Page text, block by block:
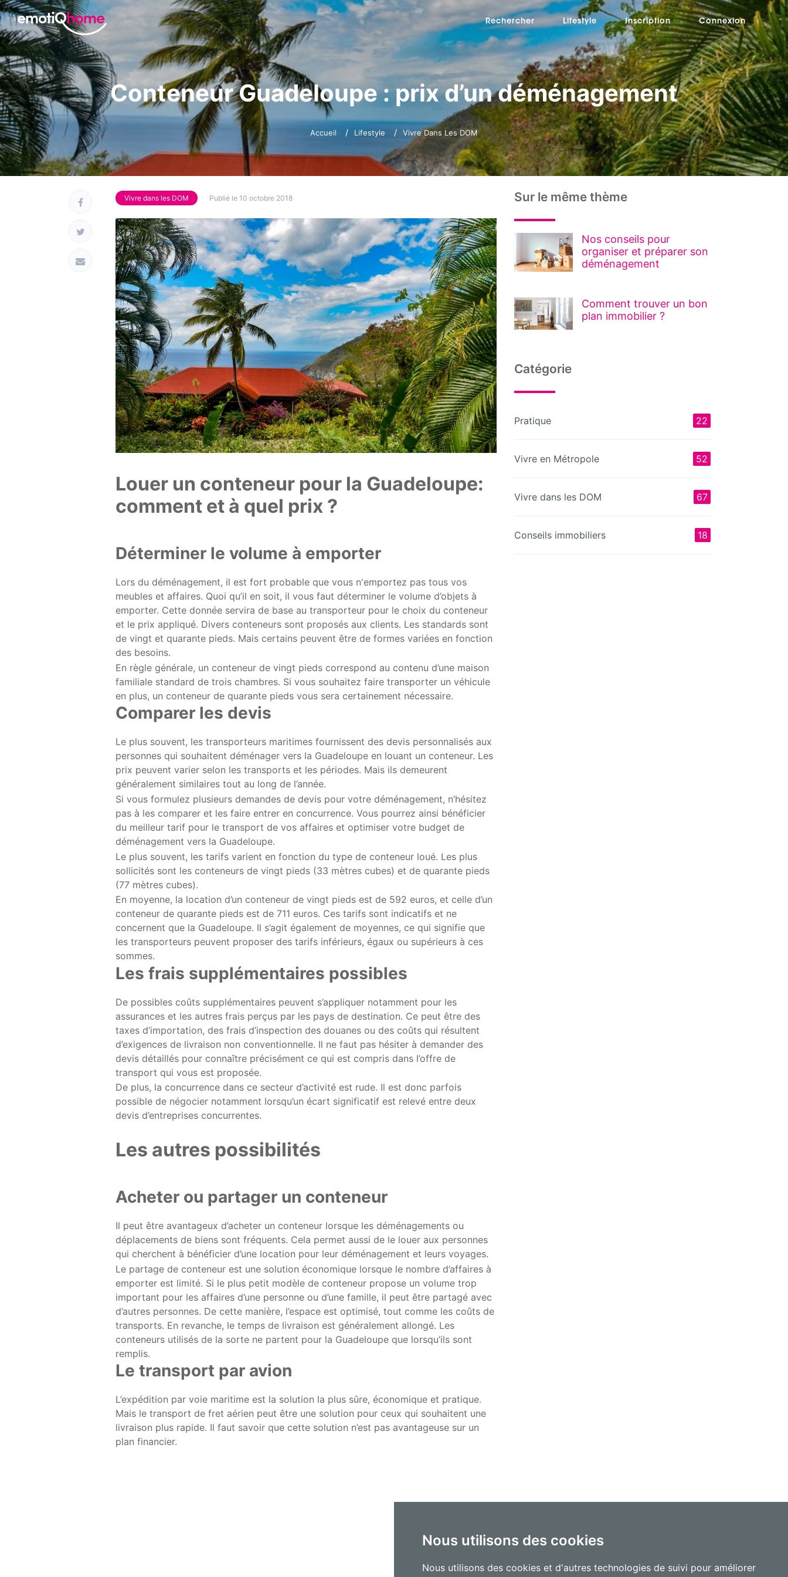
Nous utilisons des cookies
Nous utilisons des cookies et d'autres technologies de suivi pour améliorer
Rechercher Lifestyle Inscription Connexion
Conteneur Guadeloupe : prix d’un déménagement
Accueil Lifestyle Vivre Dans Les DOM
Vivre dans les DOM Publié le 10 octobre 2018
Louer un conteneur pour la Guadeloupe:
comment et à quel prix ?
Déterminer le volume à emporter
Lors du déménagement, il est fort probable que vous n'emportez pas tous vos
meubles et affaires. Quoi qu’il en soit, il vous faut déterminer le volume d’objets à
emporter. Cette donnée servira de base au transporteur pour le choix du conteneur
et le prix appliqué. Divers conteneurs sont proposés aux clients. Les standards sont
de vingt et quarante pieds. Mais certains peuvent être de formes variées en fonction
des besoins.
En règle générale, un conteneur de vingt pieds correspond au contenu d’une maison
familiale standard de trois chambres. Si vous souhaitez faire transporter un véhicule
en plus, un conteneur de quarante pieds vous sera certainement nécessaire.
Comparer les devis
Le plus souvent, les transporteurs maritimes fournissent des devis personnalisés aux
personnes qui souhaitent déménager vers la Guadeloupe en louant un conteneur. Les
prix peuvent varier selon les transports et les périodes. Mais ils demeurent
généralement similaires tout au long de l’année.
Si vous formulez plusieurs demandes de devis pour votre déménagement, n’hésitez
pas à les comparer et les faire entrer en concurrence. Vous pourrez ainsi bénéficier
du meilleur tarif pour le transport de vos affaires et optimiser votre budget de
déménagement vers la Guadeloupe.
Le plus souvent, les tarifs varient en fonction du type de conteneur loué. Les plus
sollicités sont les conteneurs de vingt pieds (33 mètres cubes) et de quarante pieds
(77 mètres cubes).
En moyenne, la location d’un conteneur de vingt pieds est de 592 euros, et celle d’un
conteneur de quarante pieds est de 711 euros. Ces tarifs sont indicatifs et ne
concernent que la Guadeloupe. Il s’agit également de moyennes, ce qui signifie que
les transporteurs peuvent proposer des tarifs inférieurs, égaux ou supérieurs à ces
sommes.
Les frais supplémentaires possibles
De possibles coûts supplémentaires peuvent s’appliquer notamment pour les
assurances et les autres frais perçus par les pays de destination. Ce peut être des
taxes d’importation, des frais d’inspection des douanes ou des coûts qui résultent
d’exigences de livraison non conventionnelle. Il ne faut pas hésiter à demander des
devis détaillés pour connaître précisément ce qui est compris dans l’offre de
transport qui vous est proposée.
De plus, la concurrence dans ce secteur d’activité est rude. Il est donc parfois
possible de négocier notamment lorsqu’un écart significatif est relevé entre deux
devis d’entreprises concurrentes.
Les autres possibilités
Acheter ou partager un conteneur
Il peut être avantageux d’acheter un conteneur lorsque les déménagements ou
déplacements de biens sont fréquents. Cela permet aussi de le louer aux personnes
qui cherchent à bénéficier d’une location pour leur déménagement et leurs voyages.
Le partage de conteneur est une solution économique lorsque le nombre d’affaires à
emporter est limité. Si le plus petit modèle de conteneur propose un volume trop
important pour les affaires d’une personne ou d’une famille, il peut être partagé avec
d’autres personnes. De cette manière, l’espace est optimisé, tout comme les coûts de
transports. En revanche, le temps de livraison est généralement allongé. Les
conteneurs utilisés de la sorte ne partent pour la Guadeloupe que lorsqu’ils sont
remplis.
Le transport par avion
L’expédition par voie maritime est la solution la plus sûre, économique et pratique.
Mais le transport de fret aérien peut être une solution pour ceux qui souhaitent une
livraison plus rapide. Il faut savoir que cette solution n’est pas avantageuse sur un
plan financier.
Sur le même thème
Nos conseils pour
organiser et préparer son
déménagement
Comment trouver un bon
plan immobilier ?
Catégorie
Pratique 22
Vivre en Métropole 52
Vivre dans les DOM 67
Conseils immobiliers 18